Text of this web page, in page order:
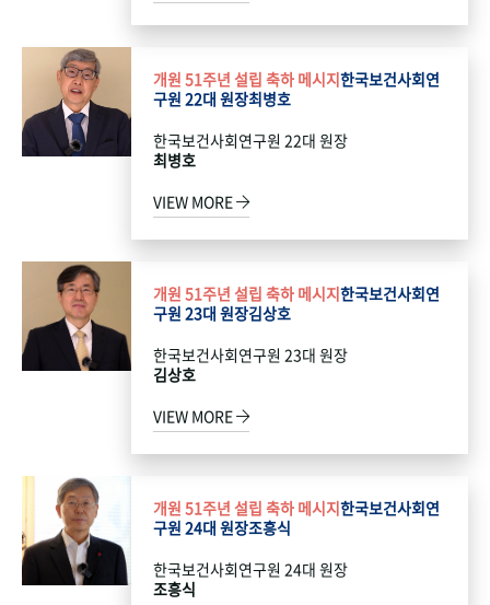
개원 51주년 설립 축하 메시지한국보건사회연
구원 22대 원장최병호
한국보건사회연구원 22대 원장
최병호
VIEW MORE
개원 51주년 설립 축하 메시지한국보건사회연
구원 23대 원장김상호
한국보건사회연구원 23대 원장
김상호
VIEW MORE
개원 51주년 설립 축하 메시지한국보건사회연
구원 24대 원장조흥식
한국보건사회연구원 24대 원장
조흥식